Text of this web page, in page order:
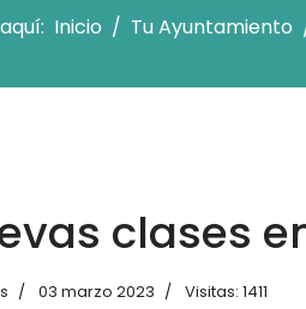
Inicio Tu Ayuntamiento
clases
03 marzo 2023 Visitas: 1411